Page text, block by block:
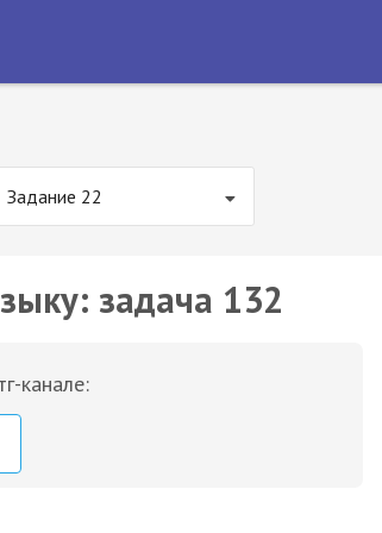
Задание 22
задача 132
канале: